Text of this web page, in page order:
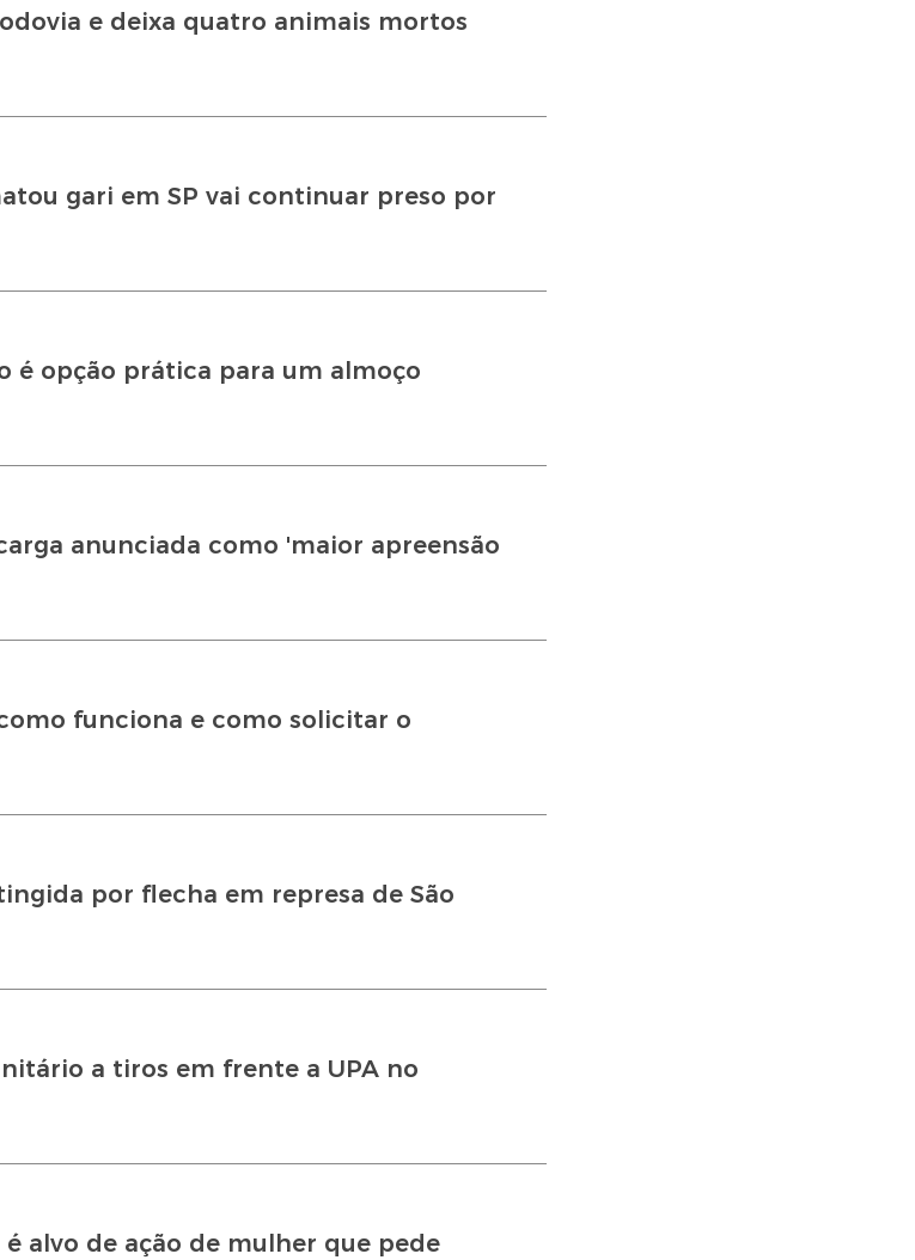
e deixa quatro animais mortos
gari em SP vai continuar preso por
é opção prática para um almoço
anunciada como 'maior apreensão
funciona e como solicitar o
por flecha em represa de São
a tiros em frente a UPA no
alvo de ação de mulher que pede